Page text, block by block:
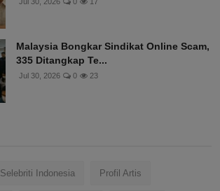
Malaysia Bongkar Sindikat Online Scam,
335 Ditangkap Te...
Jul 30, 2026 0 23
Selebriti Indonesia Profil Artis